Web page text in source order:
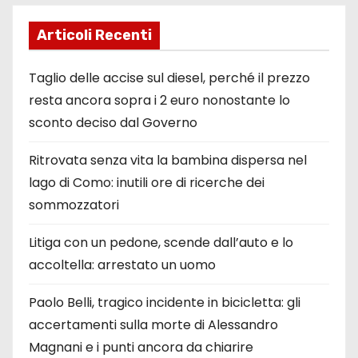
Articoli Recenti
Taglio delle accise sul diesel, perché il prezzo
resta ancora sopra i 2 euro nonostante lo
sconto deciso dal Governo
Ritrovata senza vita la bambina dispersa nel
lago di Como: inutili ore di ricerche dei
sommozzatori
Litiga con un pedone, scende dall’auto e lo
accoltella: arrestato un uomo
Paolo Belli, tragico incidente in bicicletta: gli
accertamenti sulla morte di Alessandro
Magnani e i punti ancora da chiarire